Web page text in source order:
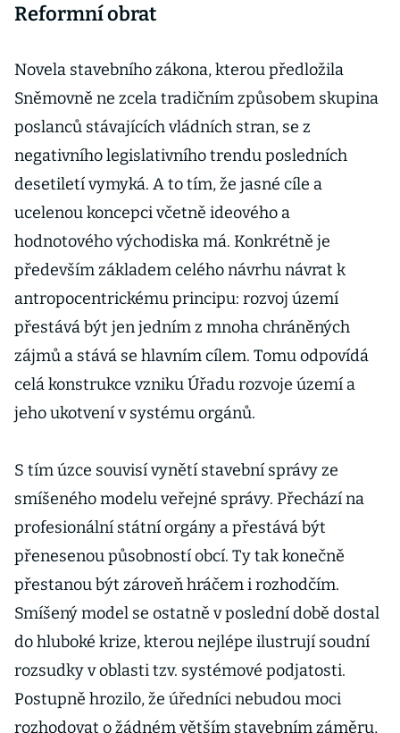
Reformní obrat
Novela stavebního zákona, kterou předložila
Sněmovně ne zcela tradičním způsobem skupina
poslanců stávajících vládních stran, se z
negativního legislativního trendu posledních
desetiletí vymyká. A to tím, že jasné cíle a
ucelenou koncepci včetně ideového a
hodnotového východiska má. Konkrétně je
především základem celého návrhu návrat k
antropocentrickému principu: rozvoj území
přestává být jen jedním z mnoha chráněných
zájmů a stává se hlavním cílem. Tomu odpovídá
celá konstrukce vzniku Úřadu rozvoje území a
jeho ukotvení v systému orgánů.
S tím úzce souvisí vynětí stavební správy ze
smíšeného modelu veřejné správy. Přechází na
profesionální státní orgány a přestává být
přenesenou působností obcí. Ty tak konečně
přestanou být zároveň hráčem i rozhodčím.
Smíšený model se ostatně v poslední době dostal
do hluboké krize, kterou nejlépe ilustrují soudní
rozsudky v oblasti tzv. systémové podjatosti.
Postupně hrozilo, že úředníci nebudou moci
rozhodovat o žádném větším stavebním záměru,